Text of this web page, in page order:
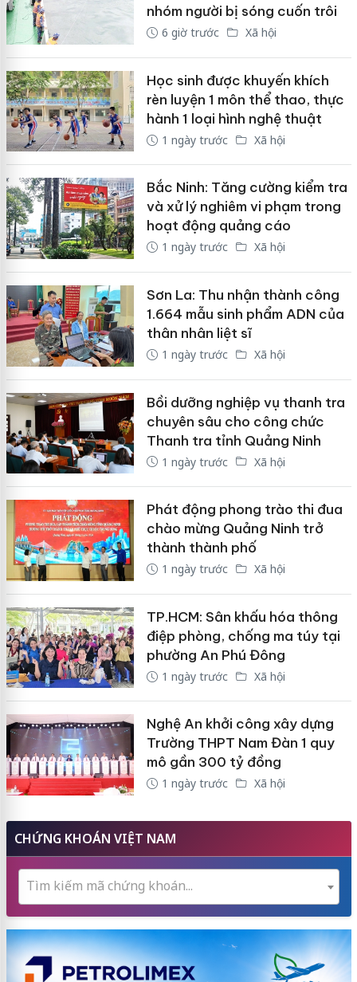
nhóm người bị sóng cuốn trôi
6 giờ trước Xã hội
Học sinh được khuyến khích
rèn luyện 1 môn thể thao, thực
hành 1 loại hình nghệ thuật
1 ngày trước Xã hội
Bắc Ninh: Tăng cường kiểm tra
và xử lý nghiêm vi phạm trong
hoạt động quảng cáo
1 ngày trước Xã hội
Sơn La: Thu nhận thành công
1.664 mẫu sinh phẩm ADN của
thân nhân liệt sĩ
1 ngày trước Xã hội
Bồi dưỡng nghiệp vụ thanh tra
chuyên sâu cho công chức
Thanh tra tỉnh Quảng Ninh
1 ngày trước Xã hội
Phát động phong trào thi đua
chào mừng Quảng Ninh trở
thành thành phố
1 ngày trước Xã hội
TP.HCM: Sân khấu hóa thông
điệp phòng, chống ma túy tại
phường An Phú Đông
1 ngày trước Xã hội
Nghệ An khởi công xây dựng
Trường THPT Nam Đàn 1 quy
mô gần 300 tỷ đồng
1 ngày trước Xã hội
CHỨNG KHOÁN VIỆT NAM
Tìm kiếm mã chứng khoán...